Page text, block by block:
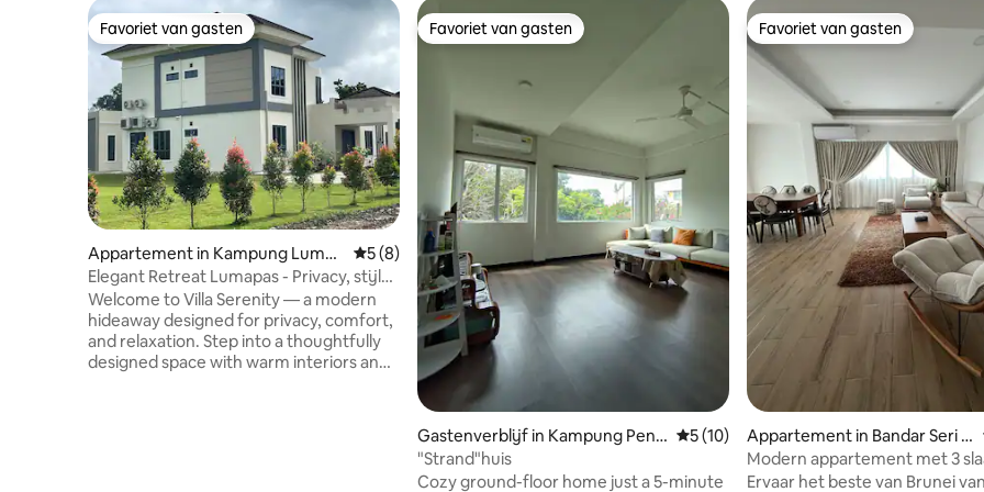
Favoriet van gasten
Favoriet van gasten
Appartement in Kampung Lumap
as
Gemiddelde beoordeling van 5 op 5, 8 recensies
5 (8)
Elegant Retreat Lumapas - Privacy, stijl
en comfort
Welcome to Villa Serenity — a modern
hideaway designed for privacy, comfort,
and relaxation. Step into a thoughtfully
designed space with warm interiors and
Favoriet van gasten
Favoriet van gasten
Gastenverblijf in Kampung Pena
bai
Gemiddelde beoordeling van 5 op 5, 10
5 (10)
"Strand"huis
Cozy ground-floor home just a 5-minute
Favoriet van gasten
Favoriet van gasten
Appartement in Bandar Seri B
egawan
Modern appartement met 3
in het hart van Gadong
Ervaar het beste van Brunei